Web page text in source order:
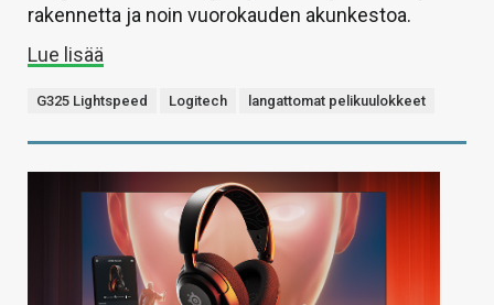
rakennetta ja noin vuorokauden akunkestoa.
Lue lisää
G325 Lightspeed Logitech langattomat pelikuulokkeet